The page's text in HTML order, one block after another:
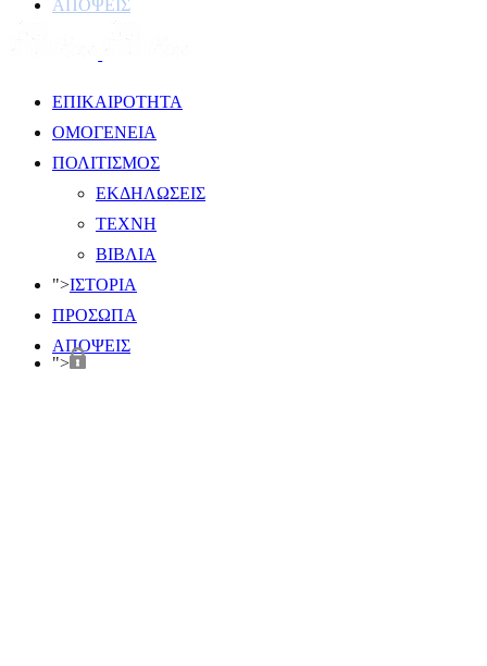
ΑΠΟΨΕΙΣ
ΕΠΙΚΑΙΡΟΤΗΤΑ
ΟΜΟΓΕΝΕΙΑ
ΠΟΛΙΤΙΣΜΟΣ
ΕΚΔΗΛΩΣΕΙΣ
ΤΕΧΝΗ
ΒΙΒΛΙΑ
">ΙΣΤΟΡΙΑ
ΠΡΟΣΩΠΑ
ΑΠΟΨΕΙΣ
">